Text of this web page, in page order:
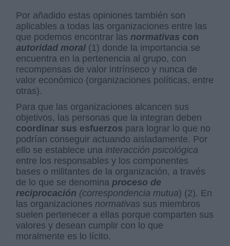
Por añadido estas opiniones también son
aplicables a todas las organizaciones entre las
que podemos encontrar las normativas con
autoridad moral (1) donde la importancia se
encuentra en la pertenencia al grupo, con
recompensas de valor intrínseco y nunca de
valor económico (organizaciones políticas, entre
otras).
Para que las organizaciones alcancen sus
objetivos, las personas que la integran deben
coordinar sus esfuerzos para lograr lo que no
podrían conseguir actuando aisladamente. Por
ello se establece una interacción psicológica
entre los responsables y los componentes
bases o militantes de la organización, a través
de lo que se denomina proceso de
reciprocación (correspondencia mutua) (2). En
las organizaciones normativas sus miembros
suelen pertenecer a ellas porque comparten sus
valores y desean cumplir con lo que
moralmente es lo lícito.